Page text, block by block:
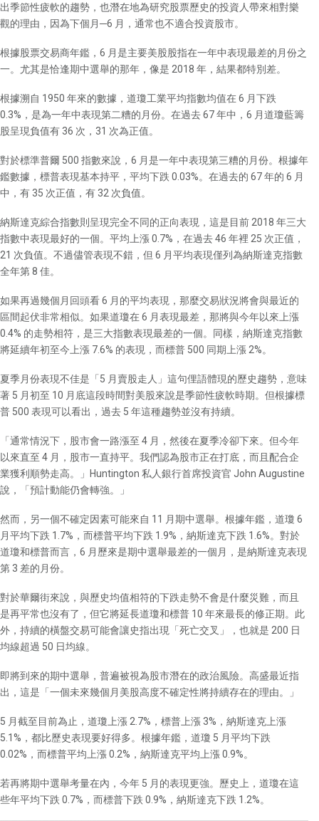
出季節性疲軟的趨勢，也潛在地為研究股票歷史的投資人帶來相對樂
觀的理由，因為下個月─6 月，通常也不適合投資股市。
根據股票交易商年鑑，6 月是主要美股股指在一年中表現最差的月份之
一。尤其是恰逢期中選舉的那年，像是 2018 年，結果都特別差。
根據溯自 1950 年來的數據，道瓊工業平均指數均值在 6 月下跌
0.3%，是為一年中表現第二糟的月份。在過去 67 年中，6 月道瓊藍籌
股呈現負值有 36 次，31 次為正值。
對於標準普爾 500 指數來說，6 月是一年中表現第三糟的月份。根據年
鑑數據，標普表現基本持平，平均下跌 0.03%。在過去的 67 年的 6 月
中，有 35 次正值，有 32 次負值。
納斯達克綜合指數則呈現完全不同的正向表現，這是目前 2018 年三大
指數中表現最好的一個。平均上漲 0.7%，在過去 46 年裡 25 次正值，
21 次負值。不過儘管表現不錯，但 6 月平均表現僅列為納斯達克指數
全年第 8 佳。
如果再過幾個月回頭看 6 月的平均表現，那麼交易狀況將會與最近的
區間起伏非常相似。如果道瓊在 6 月表現最差，那將與今年以來上漲
0.4% 的走勢相符，是三大指數表現最差的一個。同樣，納斯達克指數
將延續年初至今上漲 7.6% 的表現，而標普 500 同期上漲 2%。
夏季月份表現不佳是「5 月賣股走人」這句俚語體現的歷史趨勢，意味
著 5 月初至 10 月底這段時間對美股來說是季節性疲軟時期。但根據標
普 500 表現可以看出，過去 5 年這種趨勢並沒有持續。
「通常情況下，股市會一路漲至 4 月，然後在夏季冷卻下來。但今年
以來直至 4 月，股市一直持平。我們認為股市正在打底，而且配合企
業獲利順勢走高。」Huntington 私人銀行首席投資官 John Augustine
說，「預計動能仍會轉強。」
然而，另一個不確定因素可能來自 11 月期中選舉。根據年鑑，道瓊 6
月平均下跌 1.7%，而標普平均下跌 1.9%，納斯達克下跌 1.6%。對於
道瓊和標普而言，6 月歷來是期中選舉最差的一個月，是納斯達克表現
第 3 差的月份。
對於華爾街來說，與歷史均值相符的下跌走勢不會是什麼災難，而且
是再平常也沒有了，但它將延長道瓊和標普 10 年來最長的修正期。此
外，持續的橫盤交易可能會讓史指出現「死亡交叉」，也就是 200 日
均線超過 50 日均線。
即將到來的期中選舉，普遍被視為股市潛在的政治風險。高盛最近指
出，這是「一個未來幾個月美股高度不確定性將持續存在的理由。」
5 月截至目前為止，道瓊上漲 2.7%，標普上漲 3%，納斯達克上漲
5.1%，都比歷史表現要好得多。根據年鑑，道瓊 5 月平均下跌
0.02%，而標普平均上漲 0.2%，納斯達克平均上漲 0.9%。
若再將期中選舉考量在內，今年 5 月的表現更強。歷史上，道瓊在這
些年平均下跌 0.7%，而標普下跌 0.9%，納斯達克下跌 1.2%。